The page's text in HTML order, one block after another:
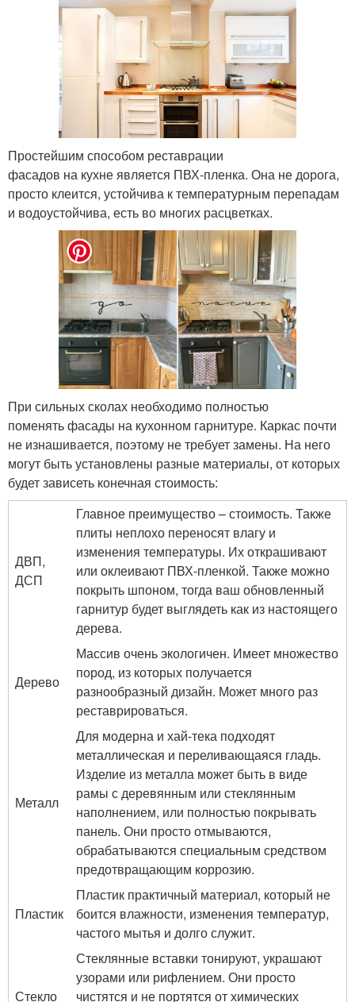
Простейшим способом реставрации
фасадов на кухне является ПВХ-пленка. Она не дорога,
просто клеится, устойчива к температурным перепадам
и водоустойчива, есть во многих расцветках.
При сильных сколах необходимо полностью
поменять фасады на кухонном гарнитуре. Каркас почти
не изнашивается, поэтому не требует замены. На него
могут быть установлены разные материалы, от которых
будет зависеть конечная стоимость:
ДВП,
ДСП
Главное преимущество – стоимость. Также
плиты неплохо переносят влагу и
изменения температуры. Их открашивают
или оклеивают ПВХ-пленкой. Также можно
покрыть шпоном, тогда ваш обновленный
гарнитур будет выглядеть как из настоящего
дерева.
Дерево
Массив очень экологичен. Имеет множество
пород, из которых получается
разнообразный дизайн. Может много раз
реставрироваться.
Металл
Для модерна и хай-тека подходят
металлическая и переливающаяся гладь.
Изделие из металла может быть в виде
рамы с деревянным или стеклянным
наполнением, или полностью покрывать
панель. Они просто отмываются,
обрабатываются специальным средством
предотвращающим коррозию.
Пластик
Пластик практичный материал, который не
боится влажности, изменения температур,
частого мытья и долго служит.
Стекло
Стеклянные вставки тонируют, украшают
узорами или рифлением. Они просто
чистятся и не портятся от химических